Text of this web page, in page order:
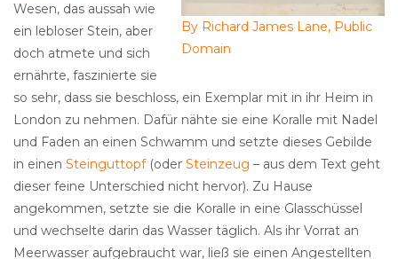
By Richard James Lane, Public
Domain
Wesen, das aussah wie
ein lebloser Stein, aber
doch atmete und sich
ernährte, faszinierte sie
so sehr, dass sie beschloss, ein Exemplar mit in ihr Heim in
London zu nehmen. Dafür nähte sie eine Koralle mit Nadel
und Faden an einen Schwamm und setzte dieses Gebilde
in einen Steinguttopf(oder Steinzeug – aus dem Text geht
dieser feine Unterschied nicht hervor). Zu Hause
angekommen, setzte sie die Koralle in eine Glasschüssel
und wechselte darin das Wasser täglich. Als ihr Vorrat an
Meerwasser aufgebraucht war, ließ sie einen Angestellten